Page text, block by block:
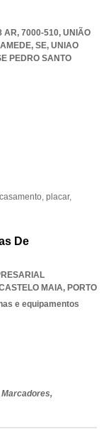
AR, 7000-510, UNIÃO
SE, UNIAO
PEDRO SANTO
placar,
De
MAIA, PORTO
e equipamentos
Marcadores,